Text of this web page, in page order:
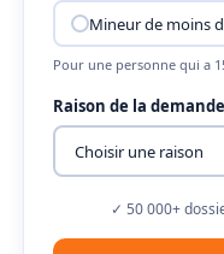
Mineur de moins
Pour une personne qui a
Raison de la demande
✓ 50 000+